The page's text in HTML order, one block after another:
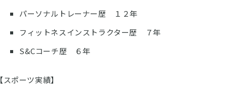
パーソナルトレーナー歴 １２年
フィットネスインストラクター歴 ７年
S&Cコーチ歴 ６年
【スポーツ実績】